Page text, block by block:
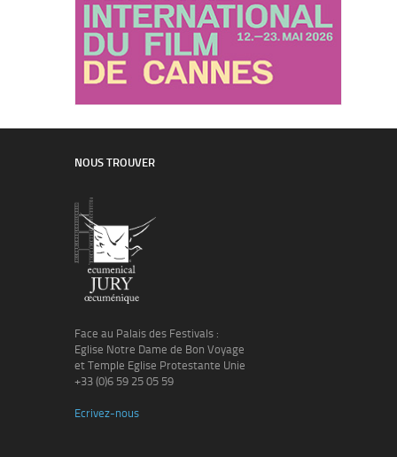
NOUS TROUVER
Face au Palais des Festivals :
Eglise Notre Dame de Bon Voyage
et Temple Eglise Protestante Unie
+33 (0)6 59 25 05 59
Ecrivez-nous